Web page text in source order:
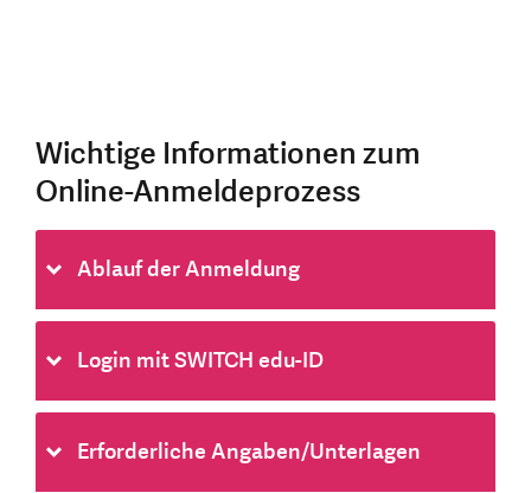
Wichtige Informationen zum
Online-Anmeldeprozess
Ablauf der Anmeldung
Login mit SWITCH edu-ID
Erforderliche Angaben/Unterlagen